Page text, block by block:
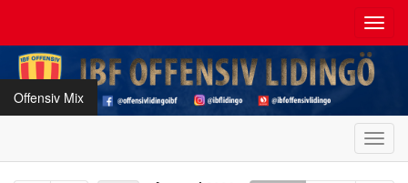
Offensiv Mix